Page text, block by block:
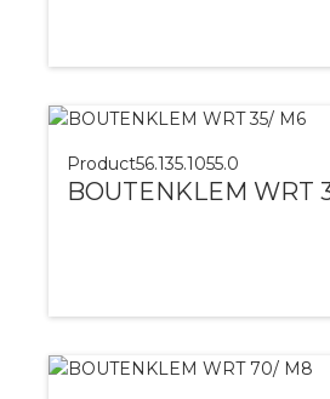
Product56.135.1055.0
BOUTENKLEM WRT